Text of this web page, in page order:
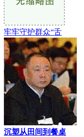
牢牢守护群众“舌
沉塑从田间到餐桌